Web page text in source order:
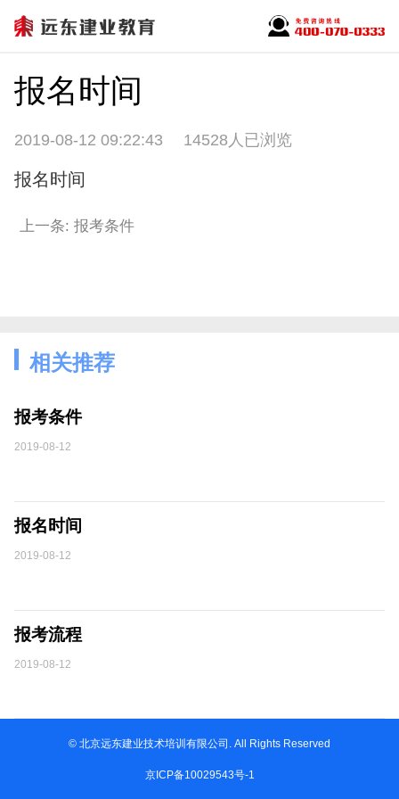
报名时间
2019-08-12 09:22:43 14528人已浏览
报名时间
上一条: 报考条件
相关推荐
报考条件
2019-08-12
报名时间
2019-08-12
报考流程
2019-08-12
© 北京远东建业技术培训有限公司. All Rights Reserved
京ICP备10029543号-1